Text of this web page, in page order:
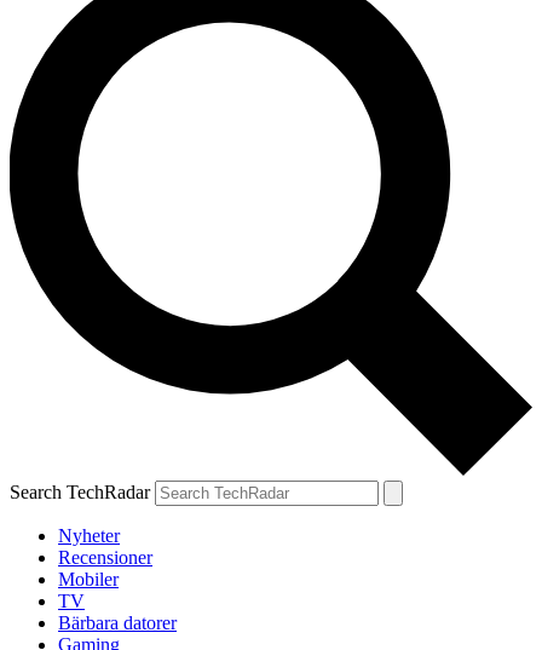
Search TechRadar
Nyheter
Recensioner
Mobiler
TV
Bärbara datorer
Gaming